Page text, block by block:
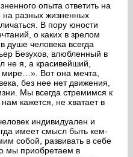
опыта ответить на
на разных жизненных
В пору юности
о каких в зрелом
душе человека всегда
Безухов, влюбленный в
не я, а красивейший,
Вот она мечта,
без нее нет движения,
Мы всегда стремимся к
кажется, не хватает в
индивидуален и
имеет смысл быть кем-
собой, развивать в себе
мы приобретаем в